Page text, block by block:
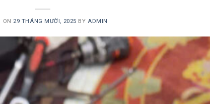
ON 29 THÁNG MƯỜI, 2025 BYADMIN